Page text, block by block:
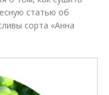
статью об
сорта «Анна